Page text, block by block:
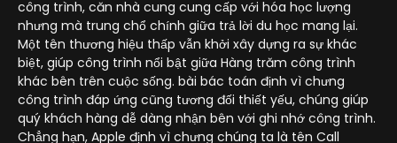
công trình, căn nhà cung cung cấp với hóa học lượng
nhưng mà trung chổ chính giữa trả lời du học mang lại.
Một tên thương hiệu thấp vẫn khởi xây dựng ra sự khác
biệt, giúp công trình nổi bật giữa Hàng trăm công trình
khác bên trên cuộc sống. bài bác toán định vì chưng
công trình đáp ứng cũng tương đối thiết yếu, chúng giúp
quý khách hàng dễ dàng nhận bên với ghi nhớ công trình.
Chẳng hạn, Apple định vì chưng chúng ta là tên Call